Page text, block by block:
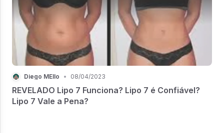
Diego MEllo • 08/04/2023
REVELADO Lipo 7 Funciona? Lipo 7 é Confiável?
Lipo 7 Vale a Pena?